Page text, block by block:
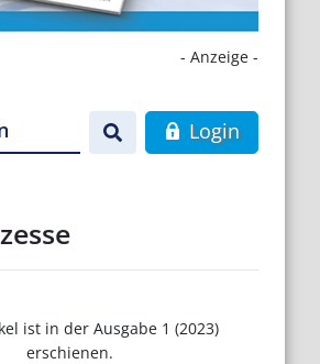
- Anzeige -
Login
ist in der Ausgabe 1 (2023)
erschienen.